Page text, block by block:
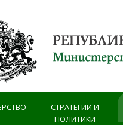
СТРАТЕГИИ И
ПОЛИТИКИ